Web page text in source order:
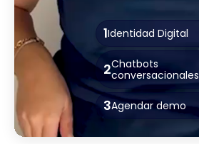
1Identidad Digital
2Chatbots
conversacionales
3Agendar demo